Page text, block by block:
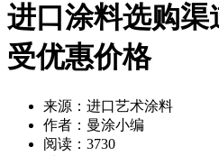
进口涂料选购渠
受优惠价格
来源：进口艺术涂料
作者：曼涂小编
阅读：3730